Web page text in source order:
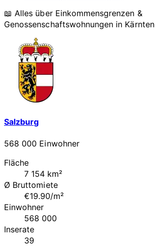
📖 Alles über Einkommensgrenzen &
Genossenschaftswohnungen in Kärnten
Salzburg
568 000 Einwohner
Fläche
7 154 km²
Ø Bruttomiete
€19.90/m²
Einwohner
568 000
Inserate
39